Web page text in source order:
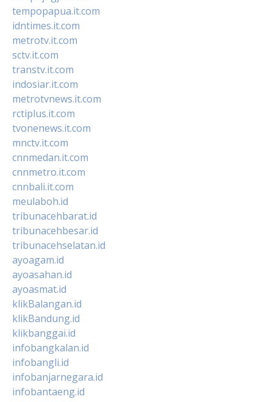
tempopapua.it.com
idntimes.it.com
metrotv.it.com
sctv.it.com
transtv.it.com
indosiar.it.com
metrotvnews.it.com
rctiplus.it.com
tvonenews.it.com
mnctv.it.com
cnnmedan.it.com
cnnmetro.it.com
cnnbali.it.com
meulaboh.id
tribunacehbarat.id
tribunacehbesar.id
tribunacehselatan.id
ayoagam.id
ayoasahan.id
ayoasmat.id
klikBalangan.id
klikBandung.id
klikbanggai.id
infobangkalan.id
infobangli.id
infobanjarnegara.id
infobantaeng.id